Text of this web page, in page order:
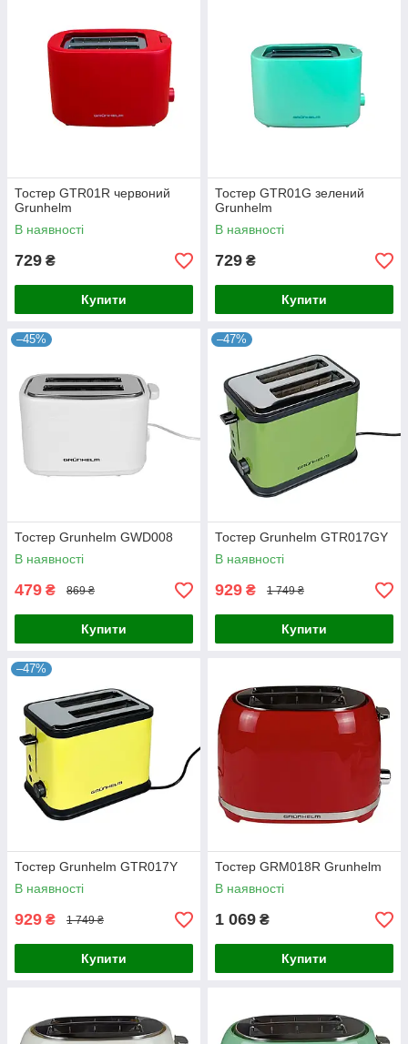
Тостер GTR01R червоний
Grunhelm
В наявності
729 ₴
Купити
Тостер GTR01G зелений
Grunhelm
В наявності
729 ₴
Купити
–45%
Тостер Grunhelm GWD008
В наявності
479 ₴ 869 ₴
Купити
–47%
Тостер Grunhelm GTR017GY
В наявності
929 ₴ 1 749 ₴
Купити
–47%
Тостер Grunhelm GTR017Y
В наявності
929 ₴ 1 749 ₴
Купити
Тостер GRM018R Grunhelm
В наявності
1 069 ₴
Купити